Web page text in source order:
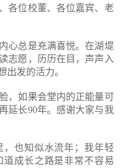
各位校董、各位嘉宾、老
心总是充满喜悦。在湖堤
志愿，历历在目，声声入
出发的活力。
，如果会堂内的正能量可
延长90年。感谢大家与我
，也知似水流年；我年轻
成长之路是非常不容易